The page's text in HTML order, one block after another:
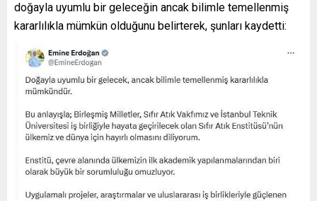
doğayla uyumlu bir geleceğin ancak bilimle temellenmiş
kararlılıkla mümkün olduğunu belirterek, şunları kaydetti: